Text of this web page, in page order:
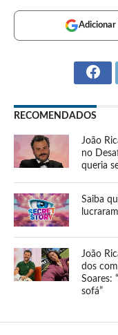
Adicionar
RECOMENDADOS
João
no
queria
Saiba
João
dos
Soares:
sofá”